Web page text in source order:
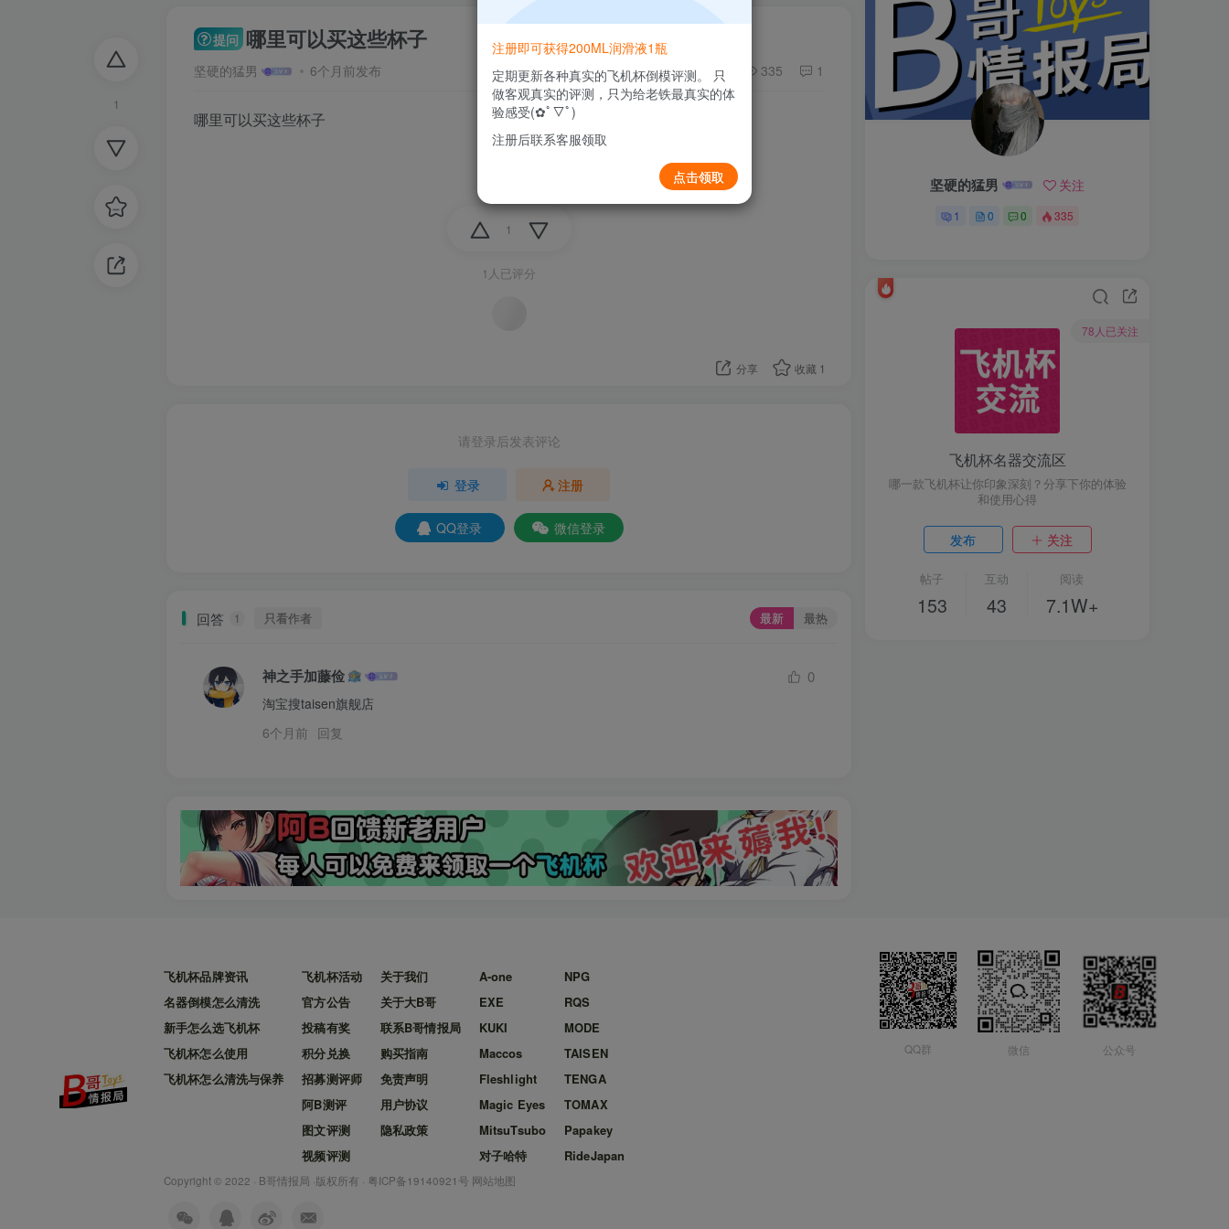
1
提问 哪里可以买这些杯子
坚硬的猛男 6个月前发布 335 1
哪里可以买这些杯子
1
1人已评分
分享 收藏 1
请登录后发表评论
登录 注册
QQ登录 微信登录
回答 1 只看作者 最新 最热
神之手加藤俭 0
淘宝搜taisen旗舰店
6个月前 回复
坚硬的猛男 关注
1 0 0 335
78人已关注
飞机杯名器交流区
哪一款飞机杯让你印象深刻？分享下你的体验
和使用心得
发布 关注
帖子
153
互动
43
阅读
7.1W+
飞机杯品牌资讯
名器倒模怎么清洗
新手怎么选飞机杯
飞机杯怎么使用
飞机杯怎么清洗与保养
飞机杯活动
官方公告
投稿有奖
积分兑换
招募测评师
阿B测评
图文评测
视频评测
关于我们
关于大B哥
联系B哥情报局
购买指南
免责声明
用户协议
隐私政策
A-one
EXE
KUKI
Maccos
Fleshlight
Magic Eyes
MitsuTsubo
对子哈特
NPG
RQS
MODE
TAISEN
TENGA
TOMAX
Papakey
RideJapan
Copyright © 2022 · B哥情报局 ·版权所有 · 粤ICP备19140921号 网站地图
QQ群 微信 公众号
注册即可获得200ML润滑液1瓶
定期更新各种真实的飞机杯倒模评测。 只
做客观真实的评测，只为给老铁最真实的体
验感受(✿ﾟ▽ﾟ)
注册后联系客服领取
点击领取